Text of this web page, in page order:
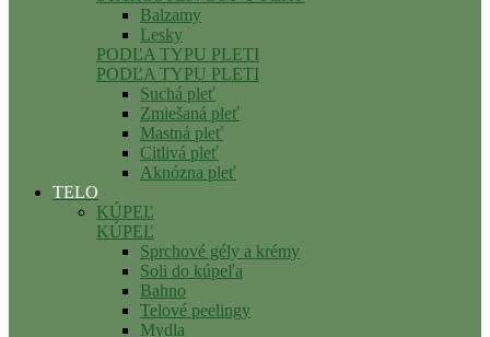
Balzamy
Lesky
PODĽA TYPU PLETI
PODĽA TYPU PLETI
Suchá pleť
Zmiešaná pleť
Mastná pleť
Citlivá pleť
Aknózna pleť
TELO
KÚPEĽ
KÚPEĽ
Sprchové gély a krémy
Soli do kúpeľa
Bahno
Telové peelingy
Mydla